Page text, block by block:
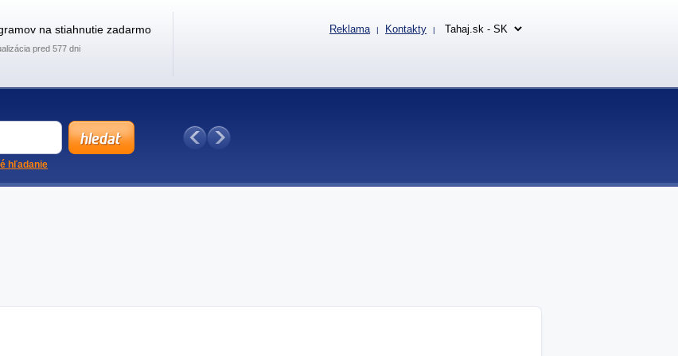
na stiahnutie zadarmo
pred 577 dni
Reklama | Kontakty |
hľadanie